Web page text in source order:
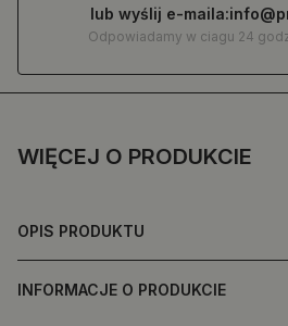
WIĘCEJ O PRODUKCIE
OPIS PRODUKTU
INFORMACJE O PRODUKCIE
lub wyślij e-maila:
Odpowiadamy w ciagu 24